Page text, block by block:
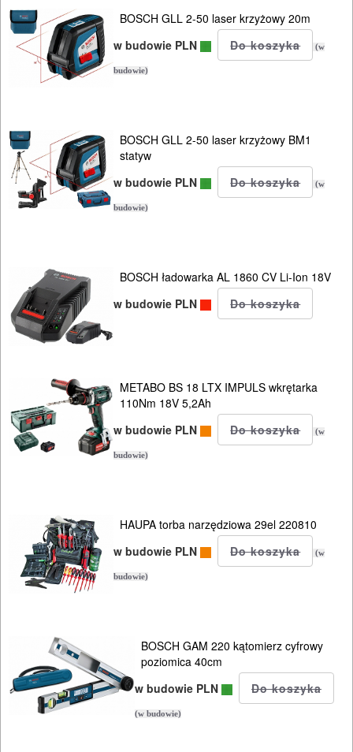
I
ELEKTRY..
GLAZURNICZE
MASZYNKI
URZĄDZENIA
BUDOWLANE
BRUKARSKIE
OBRÓBKA
DREWNA
METALU
WARSZTATOWE
I
OSPRZĘT
HYDRAULICZNE
INSTALACYJNE,
PALNIKI
PNEUMATYCZNE
AKCESORIA
BOSCH GLL 2-50 laser krzyżowy 20m
w budowie PLN
(w
budowie)
BOSCH GLL 2-50 laser krzyżowy BM1
statyw
w budowie PLN
(w
budowie)
BOSCH ładowarka AL 1860 CV Li-Ion 18V
w budowie PLN
METABO BS 18 LTX IMPULS wkrętarka
110Nm 18V 5,2Ah
w budowie PLN
(w
budowie)
HAUPA torba narzędziowa 29el 220810
w budowie PLN
(w
budowie)
BOSCH GAM 220 kątomierz cyfrowy
poziomica 40cm
w budowie PLN
(w budowie)